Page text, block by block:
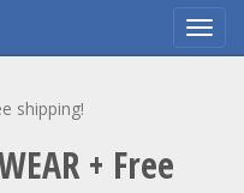
shipping!
+ Free